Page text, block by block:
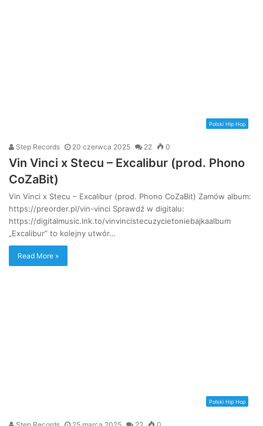
Polski Hip Hop
Step Records 20 czerwca 2025 22 0
Vin Vinci x Stecu – Excalibur (prod. Phono
CoZaBit)
Vin Vinci x Stecu – Excalibur (prod. Phono CoZaBit) Zamów album:
https://preorder.pl/vin-vinci Sprawdź w digitalu:
https://digitalmusic.lnk.to/vinvincistecuzycietoniebajkaalbum
„Excalibur” to kolejny utwór…
Read More »
Polski Hip Hop